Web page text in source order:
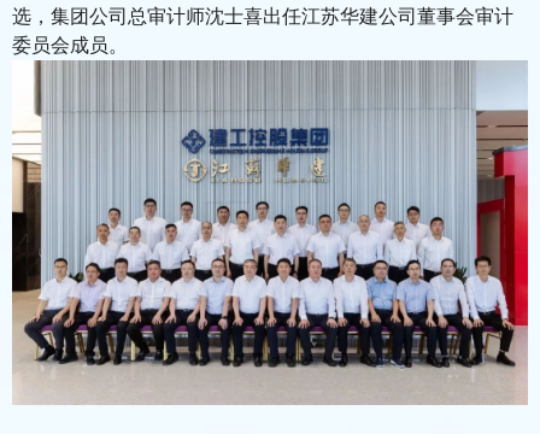
选，集团公司总审计师沈士喜出任江苏华建公司董事会审计
委员会成员。